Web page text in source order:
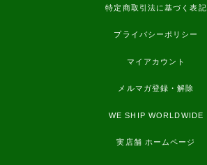
特定商取引法に基づく表記
プライバシーポリシー
マイアカウント
メルマガ登録・解除
WE SHIP WORLDWIDE
実店舗 ホームページ